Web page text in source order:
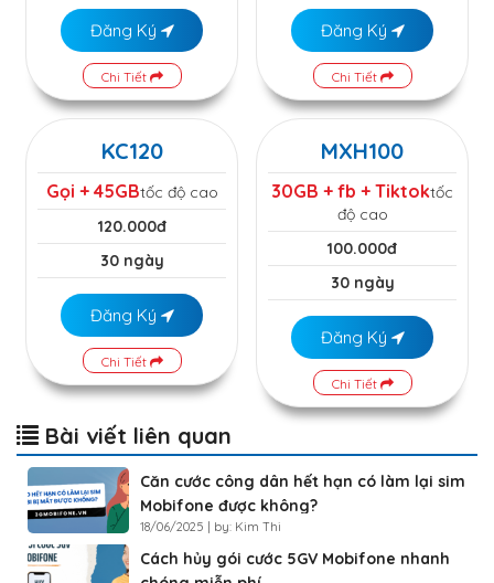
Đăng Ký
Chi Tiết
Đăng Ký
Chi Tiết
KC120
Gọi + 45GBtốc độ cao
120.000đ
30 ngày
Đăng Ký
Chi Tiết
MXH100
30GB + fb + Tiktoktốc
độ cao
100.000đ
30 ngày
Đăng Ký
Chi Tiết
Bài viết liên quan
Căn cước công dân hết hạn có làm lại sim
Mobifone được không?
18/06/2025 | by: Kim Thi
Cách hủy gói cước 5GV Mobifone nhanh